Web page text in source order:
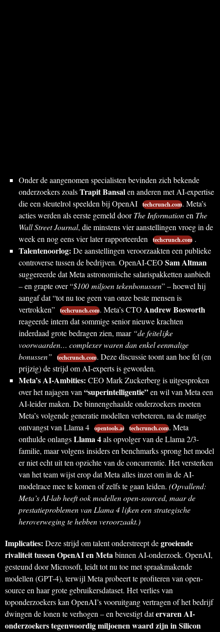
Onder de aangenomen specialisten bevinden zich bekende
onderzoekers zoalsTrapit Bansalen anderen met AI-expertise
die een sleutelrol speelden bij OpenAI techcrunch.com. Meta’s
acties werden als eerste gemeld doorThe Informationen The
Wall Street Journal, die minstens vier aanstellingen vroeg in de
week en nog eens vier later rapporteerden
techcrunch.com .
Talentenoorlog: De aanstellingen veroorzaakten een publieke
controverse tussen de bedrijven. OpenAI-CEO Sam Altman
suggereerde dat Meta astronomische salarispakketten aanbiedt
– en grapte over “$100 miljoen tekenbonussen” – hoewel hij
aangaf dat “tot nu toe geen van onze beste mensen is
vertrokken” techcrunch.com. Meta’s CTO Andrew Bosworth
reageerde intern dat sommige senior nieuwe krachten
inderdaad grote bedragen zien, maar “de feitelijke
voorwaarden… complexer waren dan enkel eenmalige
bonussen”
techcrunch.com. Deze discussie toont aan hoe fel (en
prijzig) de strijd om AI-experts is geworden.
Meta’s AI-Ambities: CEO Mark Zuckerberg is uitgesproken
over het najagen van “superintelligentie”en wil van Meta een
AI-leider maken. De binnengehaalde onderzoekers moeten
Meta’s volgende generatie modellen verbeteren, na de matige
ontvangst van Llama 4 opentools.ai techcrunch.com. Meta
onthulde onlangsLlama 4als opvolger van de Llama 2/3-
familie, maar volgens insiders en benchmarks sprong het model
er niet echt uit ten opzichte van de concurrentie. Het versterken
van het team wijst erop dat Meta alles inzet om in de AI-
modelrace mee te komen of zelfs te gaan leiden. (Opvallend:
Meta’s AI-lab heeft ook modellen open-sourced, maar de
prestatieproblemen van Llama 4 lijken een strategische
heroverweging te hebben veroorzaakt.)
Implicaties: Deze strijd om talent onderstreept degroeiende
rivaliteit tussen OpenAI en Metabinnen AI-onderzoek. OpenAI,
gesteund door Microsoft, leidt tot nu toe met spraakmakende
modellen (GPT-4), terwijl Meta probeert te profiteren van open-
source en haar grote gebruikersdataset. Het verlies van
toponderzoekers kan OpenAI’s vooruitgang vertragen of het bedrijf
dwingen de lonen te verhogen – en bevestigt datervaren AI-
onderzoekers tegenwoordig miljoenen waard zijn in Silicon